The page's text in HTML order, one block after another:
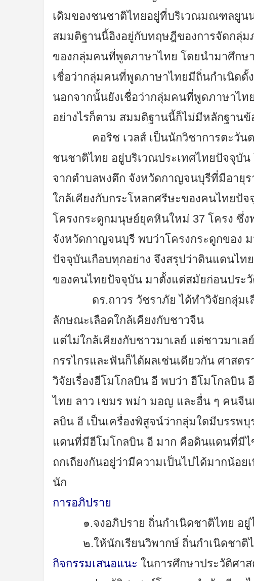
เดิมของชนชาติไทยอยู่ที่บริเวณมณฑลยูน
สมมติฐานนี้อิงอยู่กับทฤษฎีของการจัดกลุ่ม
ของกลุ่มคนที่พูดภาษาไทย โดยนำมาศึก
เชื่อว่ากลุ่มคนที่พูดภาษาไทยมีถิ่นกำเนิด
นอกจากนั้นยังเชื่อว่ากลุ่มคนที่พูดภาษาไท
อย่างไรก็ตาม สมมติฐานนี้ก็ไม่มีหลักฐาน
คอริช เวลส์ เป็นนักวิชาการตะวันตก
ชนชาติไทย อยู่บริเวณประเทศไทยปัจจุบั
จากตำบลพงตึก จังหวัดกาญจนบุรีที่มีอายุ
ใกล้เคียงกับกระโหลกศรีษะของคนไทยปั
โครงกระดูกมนุษย์ยุคหินใหม่ 37 โครง ซึ่
จังหวัดกาญจนบุรี พบว่าโครงกระดูกของ
ปัจจุบันเกือบทุกอย่าง จึงสรุปว่าดินแดนไ
ของคนไทยปัจจุบัน มาตั้งแต่สมัยก่อนประ
ดร.ถาวร วัชราภัย ได้ทำวิจัยกลุ่มเลื
ลักษณะเลือดใกล้เคียงกับชาวจีน
แต่ไม่ใกล้เคียงกับชาวมาเลย์ แต่ชาวมาเ
กรรไกรและฟันก็ได้ผลเช่นเดียวกัน ศาสต
วิจัยเรื่องฮีโมโกลบิน อี พบว่า ฮีโมโกลบิน
ไทย ลาว เขมร พม่า มอญ และอื่น ๆ คนจี
ลบิน อี เป็นเครื่องพิสูจน์ว่ากลุ่มใดมีบรรพ
แดนที่มีฮีโมโกลบิน อี มาก คือดินแดนที่มีไ
ถกเถียงกันอยู่ว่ามีความเป็นไปได้มากน้อย
นัก
การอภิปราย
๑.จงอภิปราย ถิ่นกำเนิดชาติไทย อยู่
๒.ให้นักเรียนวิพากษ์ ถิ่นกำเนิดชาติไ
กิจกรรมเสนอแนะ ในการศึกษาประวัติศา